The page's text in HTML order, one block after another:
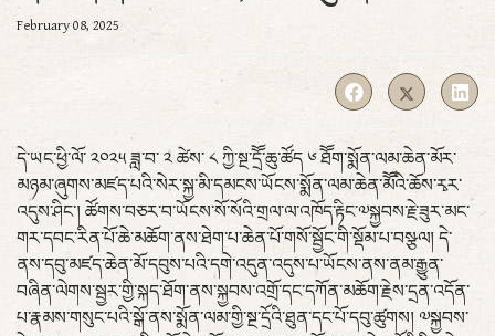
February 08, 2025
དེ་ཡང་ཕྱི་ལོ་ ༢༠༢༥ ཟླ་བ་ ༢ ཚེས་ ༨ ཀྱི་སྔ་དྲོོ་ཆུ་ཚོད ༦ ཐོོག་སྨོན་ལམ་ཆེན་མོར་
མཉམ་ཞུགས་མཛད་པའི་སེར་སྐྱ་མི་དམངས་ཡོངས་སྨོན་ལམ་ཆེན་མོོའི་ཆོས་རྭར་
འདུས་ཤིང་། ཚོགས་བཅར་བ་ཡོངས་སོ་སོའི་གྲལ་ལ་འཁོད་རྟིང་༧སྐྱབས་རྗེ་ཟུར་མང་
གར་དབང་རིན་པོ་ཆེ་མཆོག་ནས་ཐེག་པ་ཆེན་པོ་གསོ་སྦྱོང་གི་སྡོམ་པ་བསྩལ། དེ་
ནས་དབུ་མཛད་ཆེན་མོ་དབུས་པའི་དགེ་འདུན་འདུས་པ་ཡོངས་ནས་ནམ་རྒྱུན་
བཞིན་ལེགས་སྦྱར་གྱི་སྐད་ཐོག་ནས་སྐྱབས་འགྲོ་དང་དཀོན་མཆོག་རྗེས་དྲན་འདོན་
པ་རྣམས་གསུང་པའི་སྒོ་ནས་སྨོན་ལམ་གྱི་སྔ་དྲོའི་ཐུན་དང་པོ་དབུ་ཚུགས། ༧སྐྱབས་